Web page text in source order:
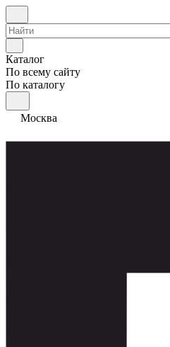
Каталог
По всему сайту
По каталогу
Москва